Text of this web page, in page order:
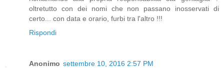
oltretutto con dei nomi che non passano inosservati di
certo... con data e orario, furbi tra l'altro !!!
Rispondi
Anonimo settembre 10, 2016 2:57 PM